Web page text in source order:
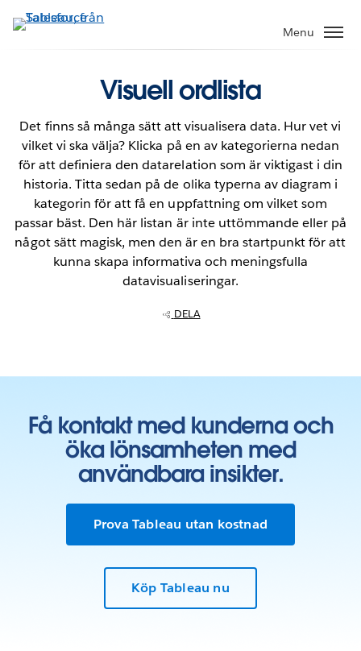
vidare
Menu
Visuell ordlista
Det finns så många sätt att visualisera data. Hur vet vi
vilket vi ska välja? Klicka på en av kategorierna nedan
för att definiera den datarelation som är viktigast i din
historia. Titta sedan på de olika typerna av diagram i
kategorin för att få en uppfattning om vilket som
passar bäst. Den här listan är inte uttömmande eller på
något sätt magisk, men den är en bra startpunkt för att
kunna skapa informativa och meningsfulla
datavisualiseringar.
DELA
Få kontakt med kunderna och
öka lönsamheten med
användbara insikter.
Prova Tableau utan kostnad
Köp Tableau nu